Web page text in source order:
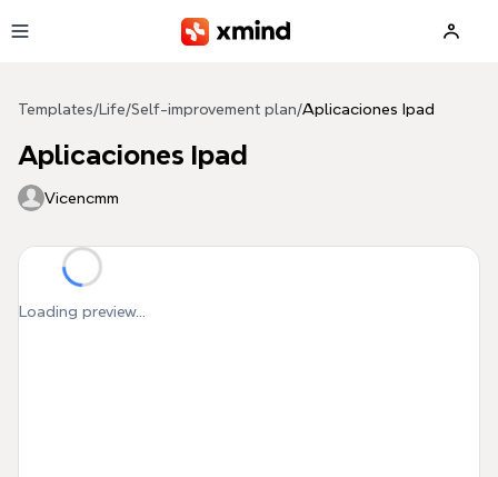
Templates/ Life/Self-improvement plan/Aplicaciones Ipad
Aplicaciones Ipad
Vicencmm
Loading preview...